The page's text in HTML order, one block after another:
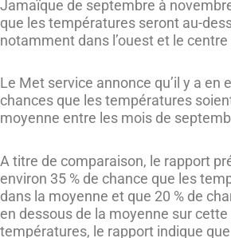
Jamaïque de septembre à
que les températures seront au-
notamment dans l’ouest et le centre
Le Met service annonce qu’il y a en
chances que les températures
moyenne entre les mois de
A titre de comparaison, le rapport
environ 35 % de chance que les
dans la moyenne et que 20 % de
en dessous de la moyenne sur
températures, le rapport indique